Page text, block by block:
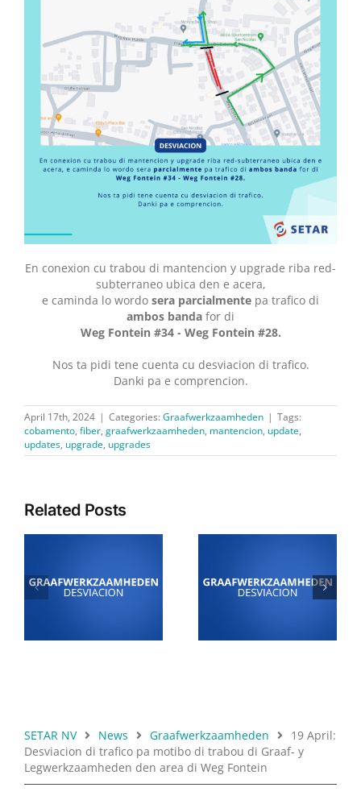
En conexion cu trabou di mantencion y upgrade riba red-
subterraneo ubica den e acera,
e caminda lo wordo sera parcialmente pa trafico di
ambos banda for di
Weg Fontein #34 - Weg Fontein #28.
Nos ta pidi tene cuenta cu desviacion di trafico.
Danki pa e comprencion.
April 17th, 2024 | Categories: Graafwerkzaamheden | Tags:
cobamento, fiber, graafwerkzaamheden, mantencion, update,
updates, upgrade, upgrades
Related Posts
trafico pa motibo di
trabou di Graaf- y
Liber
di trafico pa motibo di
trabou di Graaf- y
Kudawecha
SETAR NV News Graafwerkzaamheden
19 April:
Desviacion di trafico pa motibo di trabou di Graaf- y
Legwerkzaamheden den area di Weg Fontein